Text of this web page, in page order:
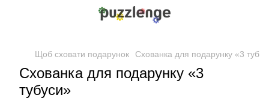
Щоб сховати подарунок Схованка для подарунку «3
Схованка для подарунку «3
тубуси»